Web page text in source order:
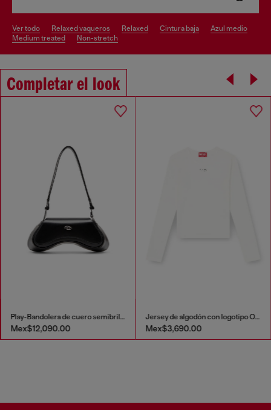
ver todo relaxed vaqueros relaxed cintura baja
azul medio
medium treated
non-stretch
Completar el look
Play-Bandolera de cuero semibrillante
Mex$12,090.00
Jersey de algodón con logotipo Oval D
Mex$3,690.00